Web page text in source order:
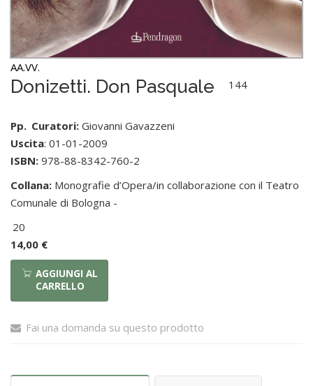
AA.VV.
Donizetti. Don Pasquale
Pp.
144
Curatori: Giovanni Gavazzeni
Uscita: 01-01-2009
ISBN: 978-88-8342-760-2
Collana: Monografie d’Opera/in collaborazione con il Teatro
Comunale di Bologna -
20
14,00 €
AGGIUNGI AL
CARRELLO
Fai una domanda su questo prodotto